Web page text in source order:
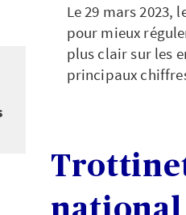
Le 29 mars 2023,
pour mieux
plus clair sur les
principaux